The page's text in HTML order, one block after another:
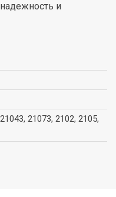
надежность и
21073, 2102, 2105,